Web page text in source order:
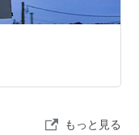
もっと見る